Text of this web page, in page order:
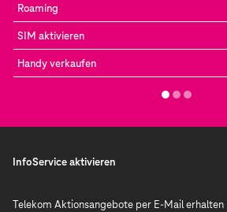
Roaming
SIM aktivieren
Handy verkaufen
InfoService aktivieren
Telekom Aktionsangebote per E-Mail erhalten